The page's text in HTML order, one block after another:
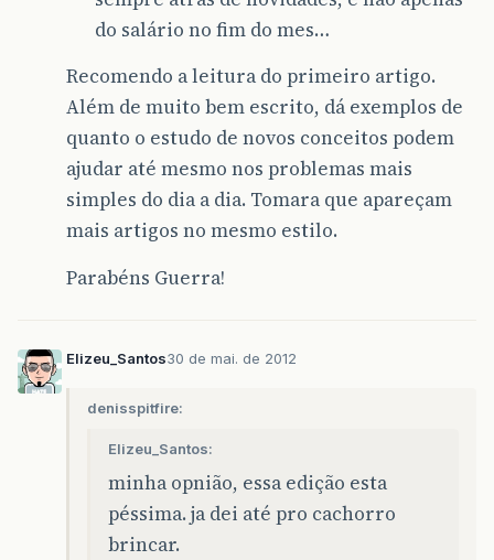
do salário no fim do mes…
Recomendo a leitura do primeiro artigo.
Além de muito bem escrito, dá exemplos de
quanto o estudo de novos conceitos podem
ajudar até mesmo nos problemas mais
simples do dia a dia. Tomara que apareçam
mais artigos no mesmo estilo.
Parabéns Guerra!
Elizeu_Santos30 de mai. de 2012
denisspitfire:
Elizeu_Santos:
minha opnião, essa edição esta
péssima. ja dei até pro cachorro
brincar.